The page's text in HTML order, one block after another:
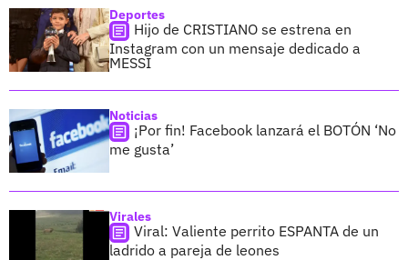
Deportes
Hijo de CRISTIANO se estrena en
Instagram con un mensaje dedicado a
MESSI
Noticias
¡Por fin! Facebook lanzará el BOTÓN ‘No
me gusta’
Virales
Viral: Valiente perrito ESPANTA de un
ladrido a pareja de leones